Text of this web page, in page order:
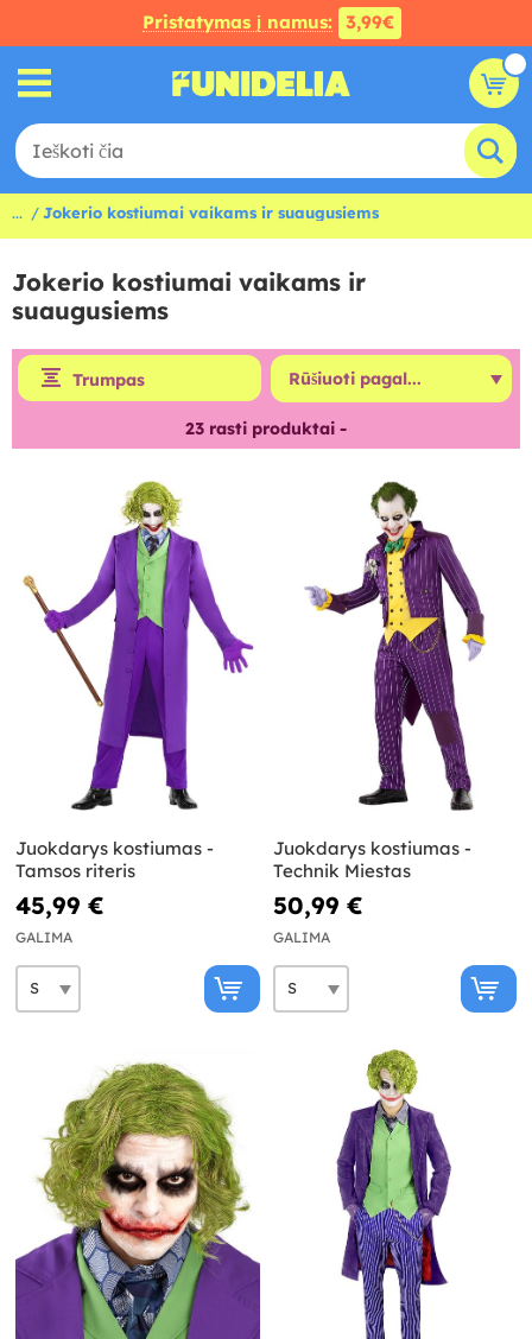
Pristatymas į namus: 3,99€
... Jokerio kostiumai vaikams ir suaugusiems
Jokerio kostiumai vaikams ir
suaugusiems
Trumpas
23 rasti produktai -
Juokdarys kostiumas -
Tamsos riteris
45,99 €
GALIMA
Juokdarys kostiumas -
Technik Miestas
50,99 €
GALIMA